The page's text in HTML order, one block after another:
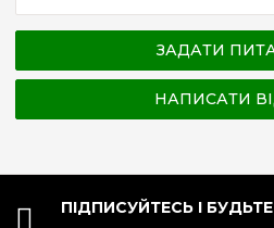
ЗАДАТИ
НАПИСАТИ
ПІДПИСУЙТЕСЬ І